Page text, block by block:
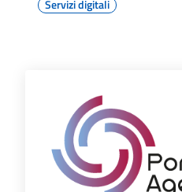
Impresa
Digitale
Servizi digitali